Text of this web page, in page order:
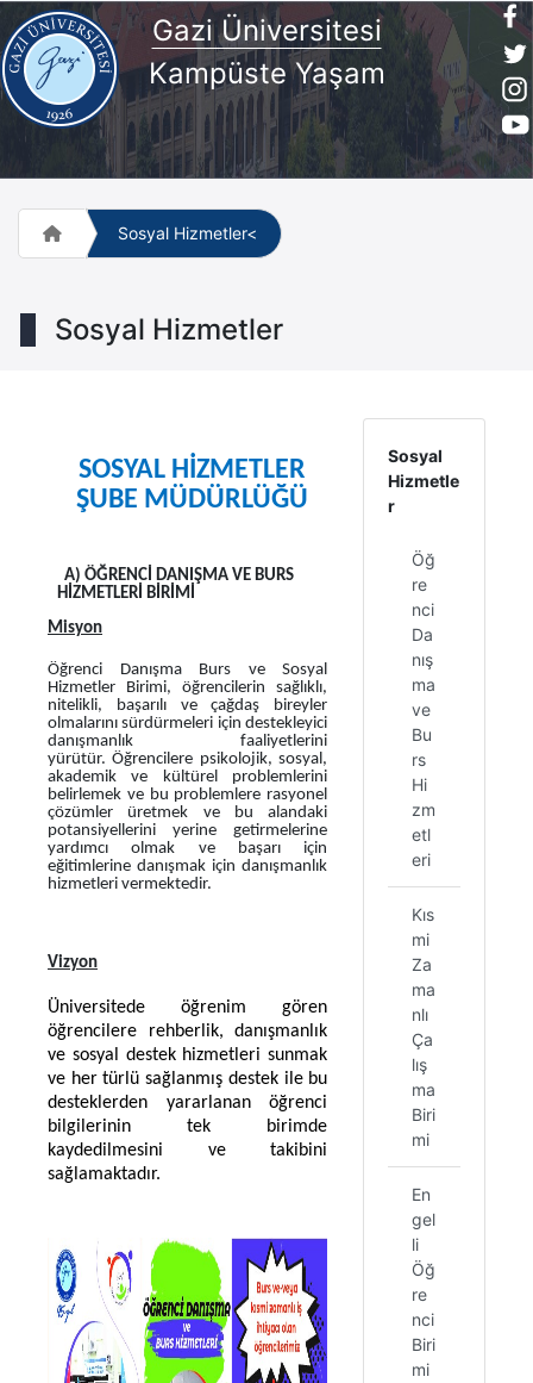
Gazi Üniversitesi
Kampüste Yaşam
Sosyal Hizmetler<
Sosyal Hizmetler
SOSYAL HİZMETLER
ŞUBE MÜDÜRLÜĞÜ
A) ÖĞRENCİ DANIŞMA VE BURS
HİZMETLERİ BİRİMİ
Misyon
Öğrenci Danışma Burs ve Sosyal
Hizmetler Birimi, öğrencilerin sağlıklı,
nitelikli, başarılı ve çağdaş bireyler
olmalarını sürdürmeleri için destekleyici
danışmanlık faaliyetlerini
yürütür. Öğrencilere psikolojik, sosyal,
akademik ve kültürel problemlerini
belirlemek ve bu problemlere rasyonel
çözümler üretmek ve bu alandaki
potansiyellerini yerine getirmelerine
yardımcı olmak ve başarı için
eğitimlerine danışmak için danışmanlık
hizmetleri vermektedir.
Vizyon
Üniversitede öğrenim gören
öğrencilere rehberlik, danışmanlık
ve sosyal destek hizmetleri sunmak
ve her türlü sağlanmış destek ile bu
desteklerden yararlanan öğrenci
bilgilerinin tek birimde
kaydedilmesini ve takibini
sağlamaktadır.
Sosyal
Hizmetle
r
Öğ
re
nci
Da
nış
ma
ve
Bu
rs
Hi
zm
etl
eri
Kıs
mi
Za
ma
nlı
Ça
lış
ma
Biri
mi
En
gel
li
Öğ
re
nci
Biri
mi